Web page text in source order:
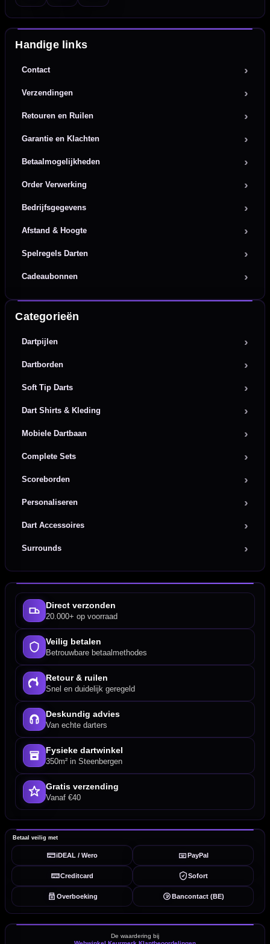
Handige links
Contact
Verzendingen
Retouren en Ruilen
Garantie en Klachten
Betaalmogelijkheden
Order Verwerking
Bedrijfsgegevens
Afstand & Hoogte
Spelregels Darten
Cadeaubonnen
Categorieën
Dartpijlen
Dartborden
Soft Tip Darts
Dart Shirts & Kleding
Mobiele Dartbaan
Complete Sets
Scoreborden
Personaliseren
Dart Accessoires
Surrounds
Direct verzonden
20.000+ op voorraad
Veilig betalen
Betrouwbare betaalmethodes
Retour & ruilen
Snel en duidelijk geregeld
Deskundig advies
Van echte darters
Fysieke dartwinkel
350m² in Steenbergen
Gratis verzending
Vanaf €40
Betaal veilig met
iDEAL / Wero PayPal
Creditcard Sofort
Overboeking Bancontact (BE)
De waardering bij